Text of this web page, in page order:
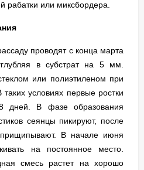
или миксбордера.
проводят с конца марта
в субстрат на 5 мм.
или полиэтиленом при
условиях первые ростки
дней. В фазе образования
сеянцы пикируют, после
В начале июня
на постоянное место.
смесь растет на хорошо